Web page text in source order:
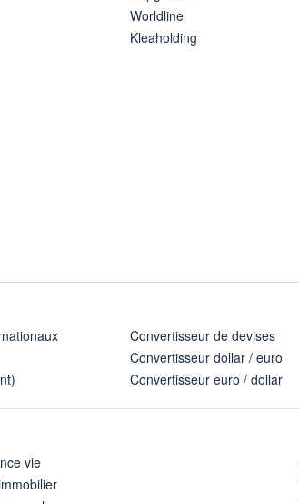
Worldline
Kleaholding
Convertisseur de devises
Convertisseur dollar / euro
Convertisseur euro / dollar
vie